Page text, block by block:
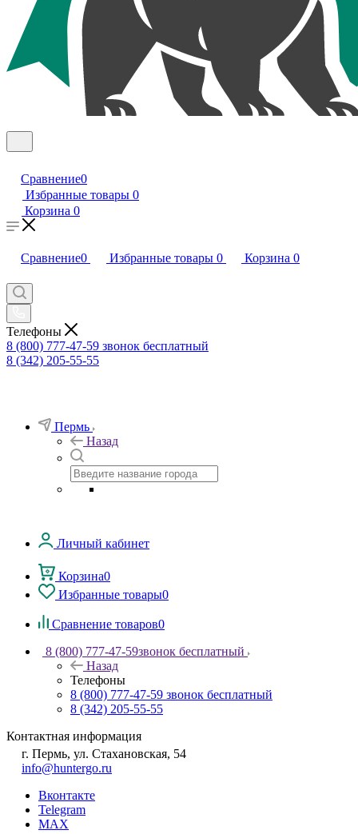
Сравнение0
Избранные товары 0
Корзина 0
Сравнение0 Избранные товары 0 Корзина 0
Телефоны
8 (800) 777-47-59 звонок бесплатный
8 (342) 205-55-55
Пермь
Назад
Личный кабинет
Корзина0
Избранные товары0
Сравнение товаров0
8 (800) 777-47-59звонок бесплатный
Назад
Телефоны
8 (800) 777-47-59 звонок бесплатный
8 (342) 205-55-55
Контактная информация
г. Пермь, ул. Стахановская, 54
info@huntergo.ru
Вконтакте
Telegram
MAX